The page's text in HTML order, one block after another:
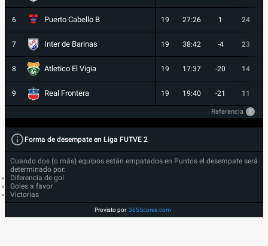
6 Puerto Cabello B 19 27:26 1 24
7 Inter de Barinas 19 38:42 -4 23
8 Atletico El Vigia 19 17:37 -20 14
9 Real Frontera 19 19:40 -21 11
Referencia ?
Forma de desempate en Liga FUTVE 2
Cuando dos (o más) equipos están empatados en Puntos el desempate será
determinado por:
Diferencia de gol
Goles a favor
Victorias
Provisto por 365Scores.com